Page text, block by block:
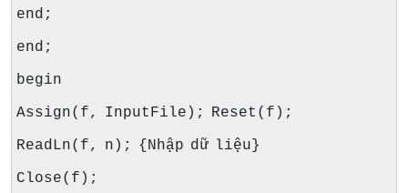
end;
end;
begin
Assign(f, InputFile); Reset(f);
ReadLn(f, n); {Nhập dữ liệu}
Close(f);